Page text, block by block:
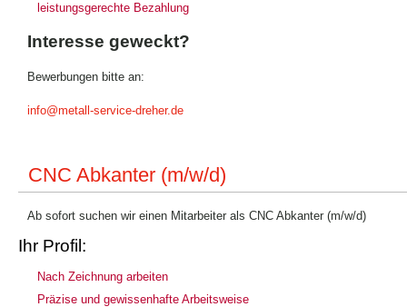
leistungsgerechte Bezahlung
Interesse geweckt?
Bewerbungen bitte an:
info@metall-service-dreher.de
CNC Abkanter (m/w/d)
Ab sofort suchen wir einen Mitarbeiter als CNC Abkanter (m/w/d)
Ihr Profil:
Nach Zeichnung arbeiten
Präzise und gewissenhafte Arbeitsweise